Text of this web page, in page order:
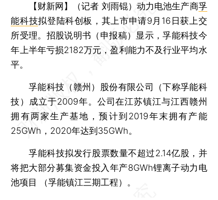
【财新网】（记者 刘雨锟） 动力电池生产商孚
能科技拟登陆科创板，其上市申请9月16日获上交
所受理。招股说明书（申报稿）显示，孚能科技今
年上半年亏损2182万元，盈利能力不及行业平均水
平。
孚能科技（赣州）股份有限公司（下称孚能科
技）成立于2009年。公司在江苏镇江与江西赣州
拥有两家生产基地，预计到2019年末拥有产能
25GWh，2020年达到35GWh。
孚能科技拟发行股票数量不超过2.14亿股，并
将把大部分募集资金投入年产8GWh锂离子动力电
池项目 （孚能镇江三期工程）。